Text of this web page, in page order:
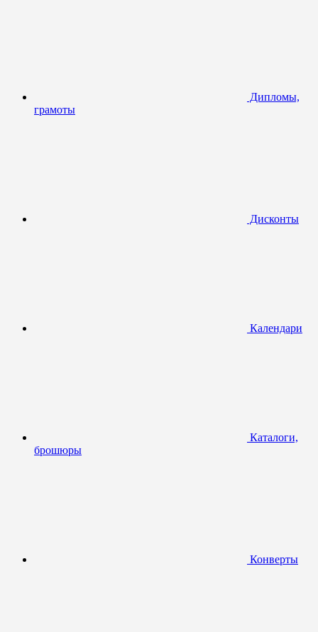
Дипломы,
грамоты
Дисконты
Календари
Каталоги,
брошюры
Конверты